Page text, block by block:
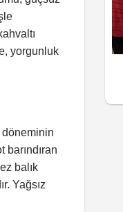
yorgunluk
döneminin
balık
Yağsız